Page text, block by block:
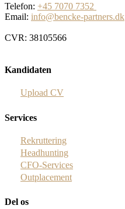
Telefon: +45 7070 7352
Email: info@bencke-partners.dk
CVR: 38105566
Kandidaten
Upload CV
Services
Rekruttering
Headhunting
CFO-Services
Outplacement
Del os